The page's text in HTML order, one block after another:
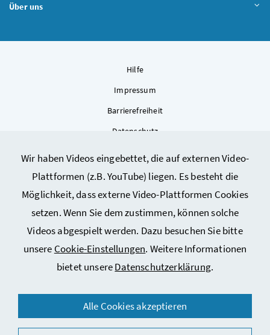
Wir haben Videos eingebettet, die auf externen Video-
Plattformen (z.B. YouTube) liegen. Es besteht die
Möglichkeit, dass externe Video-Plattformen Cookies
setzen. Wenn Sie dem zustimmen, können solche
Videos abgespielt werden. Dazu besuchen Sie bitte
unsere Cookie-Einstellungen. Weitere Informationen
bietet unsereDatenschutzerklärung.
Alle Cookies akzeptieren
Über uns
Hilfe
Impressum
Barrierefreiheit
Datenschutz
Sitemap
Cookie-Einstellungen
© 2026 Bundesministerium für Arbeit, Soziales, Gesundheit,
Pflege und Konsumentenschutz